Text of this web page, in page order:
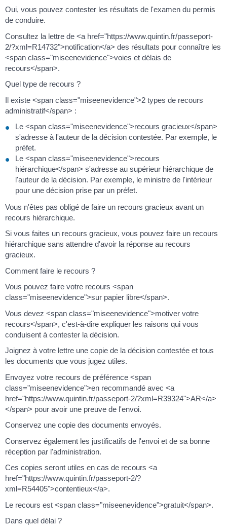
Oui, vous pouvez contester les résultats de l'examen du permis
de conduire.
Consultez la lettre de <a href="https://www.quintin.fr/passeport-
2/?xml=R14732">notification</a> des résultats pour connaître les
<span class="miseenevidence">voies et délais de
recours</span>.
Quel type de recours ?
Il existe <span class="miseenevidence">2 types de recours
administratif</span> :
Le <span class="miseenevidence">recours gracieux</span>
s'adresse à l'auteur de la décision contestée. Par exemple, le
préfet.
Le <span class="miseenevidence">recours
hiérarchique</span> s'adresse au supérieur hiérarchique de
l'auteur de la décision. Par exemple, le ministre de l'intérieur
pour une décision prise par un préfet.
Vous n'êtes pas obligé de faire un recours gracieux avant un
recours hiérarchique.
Si vous faites un recours gracieux, vous pouvez faire un recours
hiérarchique sans attendre d'avoir la réponse au recours
gracieux.
Comment faire le recours ?
Vous pouvez faire votre recours <span
class="miseenevidence">sur papier libre</span>.
Vous devez <span class="miseenevidence">motiver votre
recours</span>, c'est-à-dire expliquer les raisons qui vous
conduisent à contester la décision.
Joignez à votre lettre une copie de la décision contestée et tous
les documents que vous jugez utiles.
Envoyez votre recours de préférence <span
class="miseenevidence">en recommandé avec <a
href="https://www.quintin.fr/passeport-2/?xml=R39324">AR</a>
</span> pour avoir une preuve de l'envoi.
Conservez une copie des documents envoyés.
Conservez également les justificatifs de l'envoi et de sa bonne
réception par l'administration.
Ces copies seront utiles en cas de recours <a
href="https://www.quintin.fr/passeport-2/?
xml=R54405">contentieux</a>.
Le recours est <span class="miseenevidence">gratuit</span>.
Dans quel délai ?